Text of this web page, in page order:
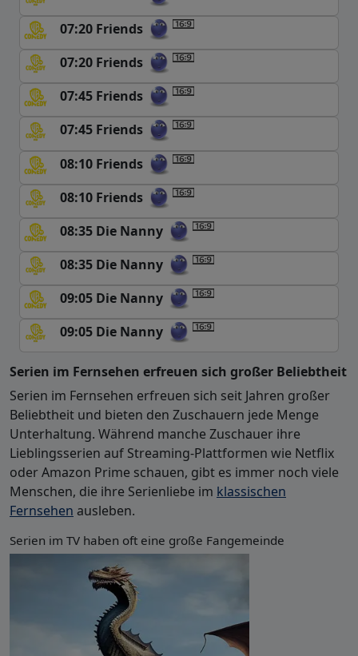
07:20 Friends
07:20 Friends
07:45 Friends
07:45 Friends
08:10 Friends
08:10 Friends
08:35 Die Nanny
08:35 Die Nanny
09:05 Die Nanny
09:05 Die Nanny
Serien im Fernsehen erfreuen sich großer Beliebtheit
Serien im Fernsehen erfreuen sich seit Jahren großer
Beliebtheit und bieten den Zuschauern jede Menge
Unterhaltung. Während manche Zuschauer ihre
Lieblingsserien auf Streaming-Plattformen wie Netflix
oder Amazon Prime schauen, gibt es immer noch viele
Menschen, die ihre Serienliebe im klassischen
Fernsehen ausleben.
Serien im TV haben oft eine große Fangemeinde